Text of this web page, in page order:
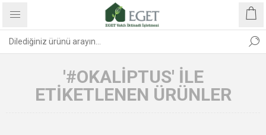
'#OKALIPTUS' ILE
ETIKETLENEN ÜRÜNLER